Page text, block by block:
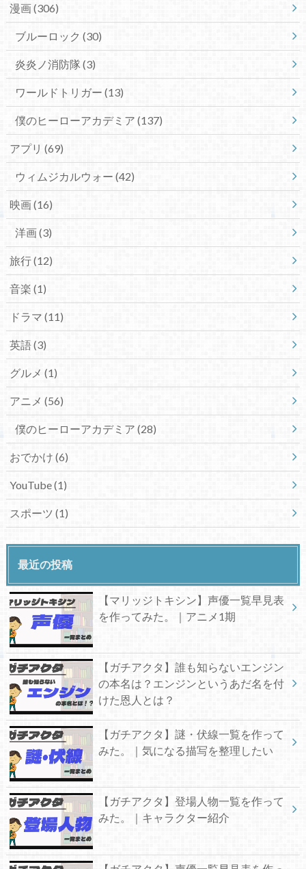
漫画(306)
ブルーロック (30)
炎炎ノ消防隊(3)
ワールドトリガー (13)
僕のヒーローアカデミア (137)
アプリ (69)
ウィムジカルウォー (42)
映画(16)
洋画(3)
旅行(12)
音楽 (1)
ドラマ (11)
英語(3)
グルメ (1)
アニメ (56)
僕のヒーローアカデミア (28)
おでかけ (6)
YouTube(1)
スポーツ (1)
最近の投稿
【マリッジトキシン】声優一覧早見表
を作ってみた。｜アニメ1期
【ガチアクタ】誰も知らないエンジン
の本名は？エンジンというあだ名を付
けた恩人とは？
【ガチアクタ】謎・伏線一覧を作って
みた。｜気になる描写を整理したい
【ガチアクタ】登場人物一覧を作って
みた。｜キャラクター紹介